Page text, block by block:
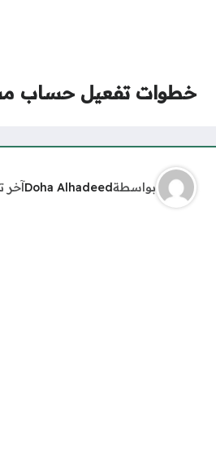
خطوات تفعيل حساب
بواسطةDoha Alhadeedآخر